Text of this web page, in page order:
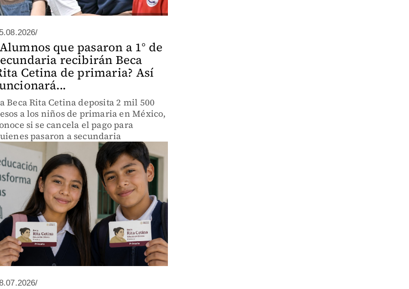
que pasaron a 1° de
recibirán Beca
Cetina de primaria? Así
Beca Rita Cetina deposita 2 mil 500
a los niños de primaria en México,
si se cancela el pago para
pasaron a secundaria